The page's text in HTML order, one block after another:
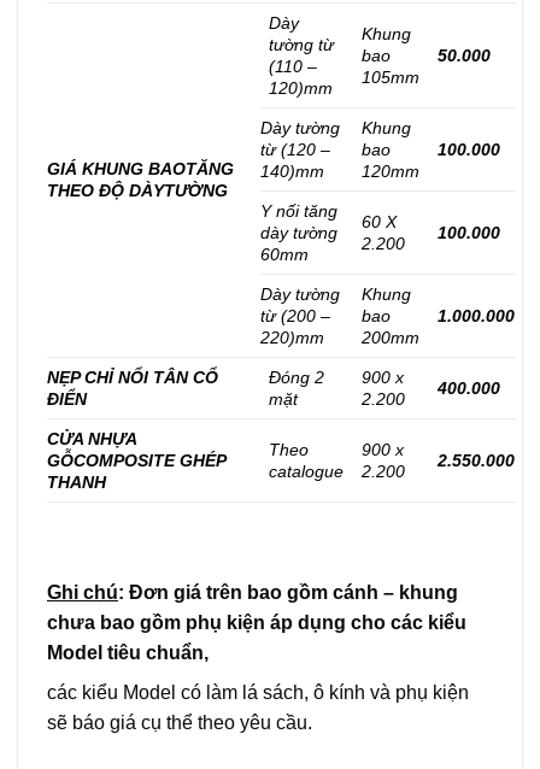
GIÁ KHUNG BAOTĂNG
THEO ĐỘ DÀYTƯỜNG
Dày
tường từ
(110 –
120)mm
Khung
bao
105mm
50.000
Dày tường
từ (120 –
140)mm
Khung
bao
120mm
100.000
Y nối tăng
dày tường
60mm
60 X
2.200
100.000
Dày tường
từ (200 –
220)mm
Khung
bao
200mm
1.000.000
NẸP CHỈ NỔI TÂN CỔ
ĐIỂN
Đóng 2
mặt
900 x
2.200
400.000
CỬA NHỰA
GỖCOMPOSITE GHÉP
THANH
Theo
catalogue
900 x
2.200
2.550.000
Ghi chú: Đơn giá trên bao gồm cánh – khung
chưa bao gồm phụ kiện áp dụng cho các kiểu
Model tiêu chuẩn,
các kiểu Model có làm lá sách, ô kính và phụ kiện
sẽ báo giá cụ thể theo yêu cầu.